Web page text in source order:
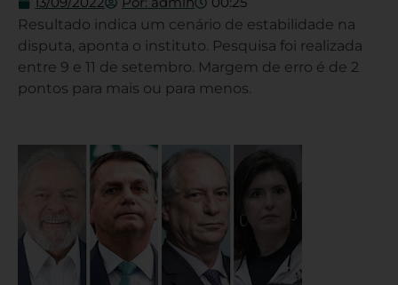
Resultado indica um cenário de estabilidade na
disputa, aponta o instituto. Pesquisa foi realizada
entre 9 e 11 de setembro. Margem de erro é de 2
pontos para mais ou para menos.